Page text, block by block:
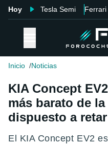
Hoy Tesla Semi Ferrari
Inicio Noticias
KIA Concept
más barato de
dispuesto a
El KIA Concept EV2